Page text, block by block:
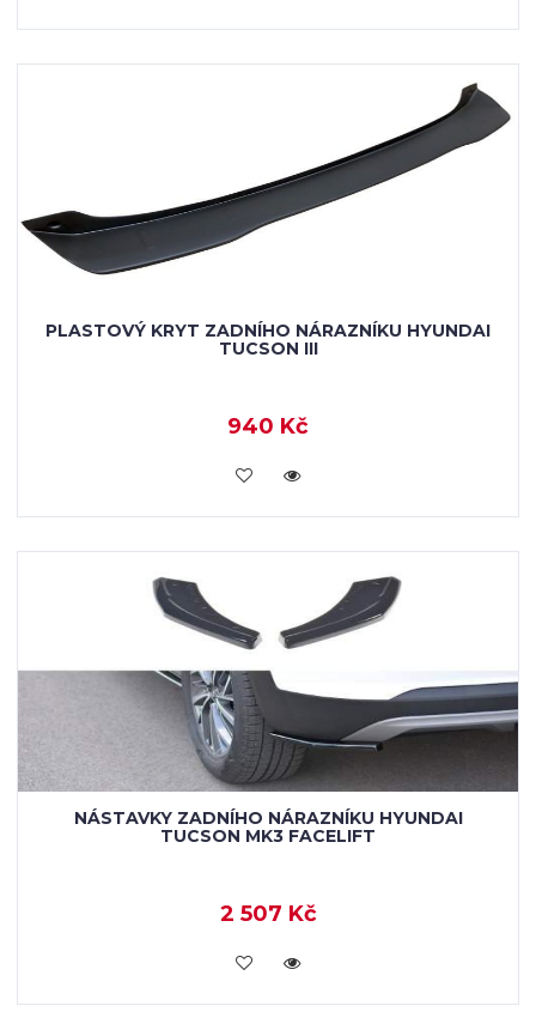
PLASTOVÝ KRYT ZADNÍHO NÁRAZNÍKU HYUNDAI
TUCSON III
940 Kč
KOUPIT
NÁSTAVKY ZADNÍHO NÁRAZNÍKU HYUNDAI
TUCSON MK3 FACELIFT
2 507 Kč
KOUPIT